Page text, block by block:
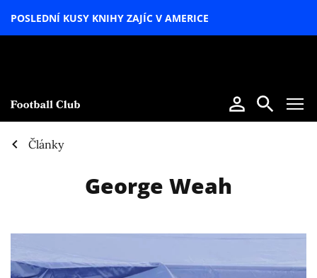
POSLEDNÍ KUSY KNIHY ZAJÍC V AMERICE
Články
George Weah